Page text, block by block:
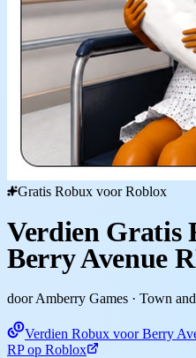
Gratis Robux voor Roblox
Verdien Gratis
Berry Avenue
door Amberry Games · Town
Verdien Robux voor Berry
RP op Roblox